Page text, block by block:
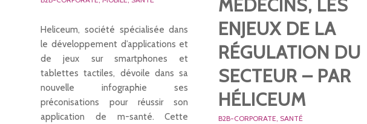
Heliceum, société spécialisée dans
le développement d’applications et
de jeux sur smartphones et
tablettes tactiles, dévoile dans sa
nouvelle infographie ses
préconisations pour réussir son
application de m-santé. Cette
MÉDECINS, LES
ENJEUX DE LA
RÉGULATION DU
SECTEUR – PAR
HÉLICEUM
B2B-CORPORATE, SANTÉ